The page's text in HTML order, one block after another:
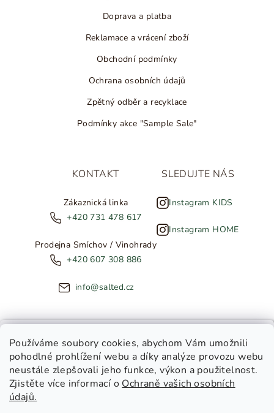
Používáme soubory cookies, abychom Vám umožnili
pohodlné prohlížení webu a díky analýze provozu webu
neustále zlepšovali jeho funkce, výkon a použitelnost.
Zjistěte více informací o Ochraně vašich osobních
údajů.
Doprava a platba
Reklamace a vrácení zboží
Obchodní podmínky
Ochrana osobních údajů
Zpětný odběr a recyklace
Podmínky akce "Sample Sale"
KONTAKT
Zákaznická linka
+420 731 478 617
Prodejna Smíchov / Vinohrady
+420 607 308 886
info@salted.cz
SLEDUJTE NÁS
Instagram KIDS
Instagram HOME
Copyright 2026SALTED. Všechna práva vyhrazena.Upravit
nastavení cookies
NOVINKY ZE SALTED
Toužíte dostávat novinky z